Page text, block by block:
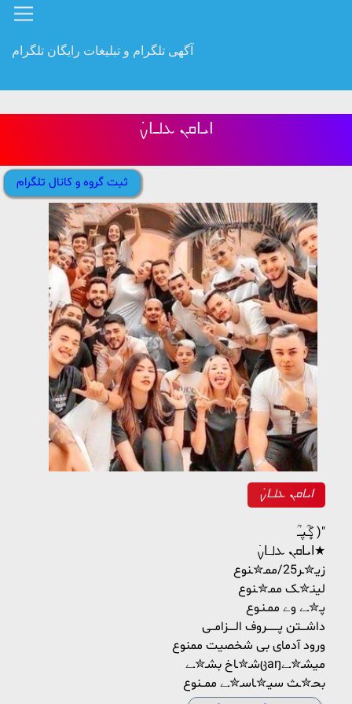
آگهی تلگرام و تبلیغات رایگان تلگرام
ߊ‌‌ܝ‌ߊ‌‌ܩܢ‌‌ ܥ‌‌ࡋߺߊ‌‌ࡍ߭
ثبت گروه و کانال تلگرام
ߊ‌‌ܝ‌ߊ‌‌ܩܢ‌‌ ܥ‌‌ࡋߺߊ‌‌ࡍ߭
گ۪۪ـؒؔپــؒؔ )"
ߊ‌‌ܝ‌ߊ‌‌ܩܢ‌‌ ܥ‌‌ࡋߺߊ‌‌ࡍ߭★
زیـ✮ـر25/ممـ✮ـنوع
لینـ✮ـک ممـ✮ـنوع
پـ✮ـے وے ممـنـوع
داشـــتن پـــــــروف الــــزامــی
ورود آدمای بی شخصیت ممنوع
شـ✮ـاخ بشـ✮ـےცaŋمیشـ✮ـے
بحـ✮ـث سیـ✮ـاسـ✮ـے ممــنوع